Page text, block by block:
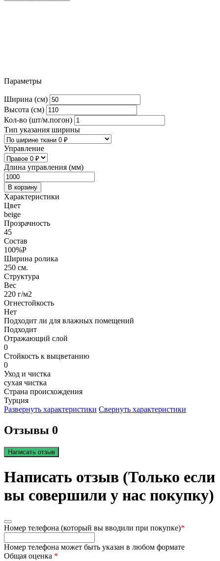
Параметры
Ширина (см)
Высота (см)
Кол-во (шт/м.погон)
Тип указания ширины
Управление
Длина управления (мм)
В корзину
Характеристики
Цвет
beige
Прозрачность
45
Состав
100%P
Ширина ролика
250 см.
Структура
Вес
220 г/м2
Огнестойкость
Нет
Подходит ли для влажных помещений
Подходит
Отражающий слой
0
Стойкость к выцветанию
0
Уход и чистка
сухая чистка
Страна происхождения
Турция
Развернуть характеристики Свернуть характеристики
Отзывы 0
Написать отзыв
Написать отзыв (Только если
вы совершили у нас покупку)
Номер телефона (который вы вводили при покупке)*
Номер телефона может быть указан в любом формате
Общая оценка *